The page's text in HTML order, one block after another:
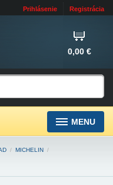
Prihlásenie Registrácia
0,00 €
MENU
/ MICHELIN /